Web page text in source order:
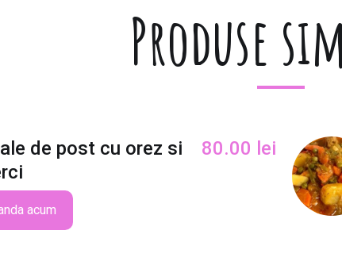
M
C
Produse
de post cu orez si
80.00 lei
acum